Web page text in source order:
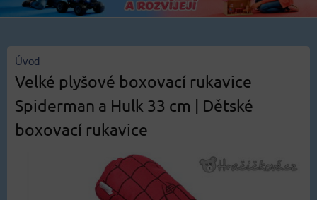
Úvod
Velké plyšové boxovací rukavice
Spiderman a Hulk 33 cm | Dětské
boxovací rukavice